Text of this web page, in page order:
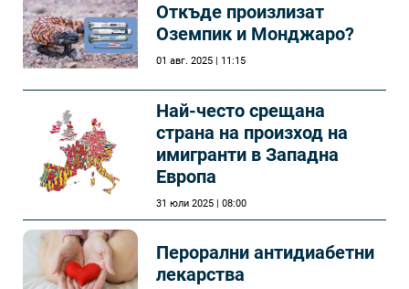
Откъде произлизат
Оземпик и Монджаро?
01 авг. 2025 | 11:15
Най-често срещана
страна на произход на
имигранти в Западна
Европа
31 юли 2025 | 08:00
Перорални антидиабетни
лекарства